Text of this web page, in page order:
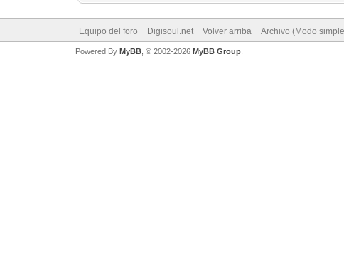
Equipo del foro Digisoul.net Volver arriba Archivo (Modo
Powered By MyBB, © 2002-2026 MyBB Group.